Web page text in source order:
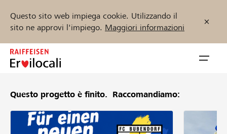
Questo sito web impiega cookie. Utilizzando il
sito ne approvi l'impiego. Maggiori informazioni
Zum
Inhalt
Questo progetto è finito. Raccomandiamo: